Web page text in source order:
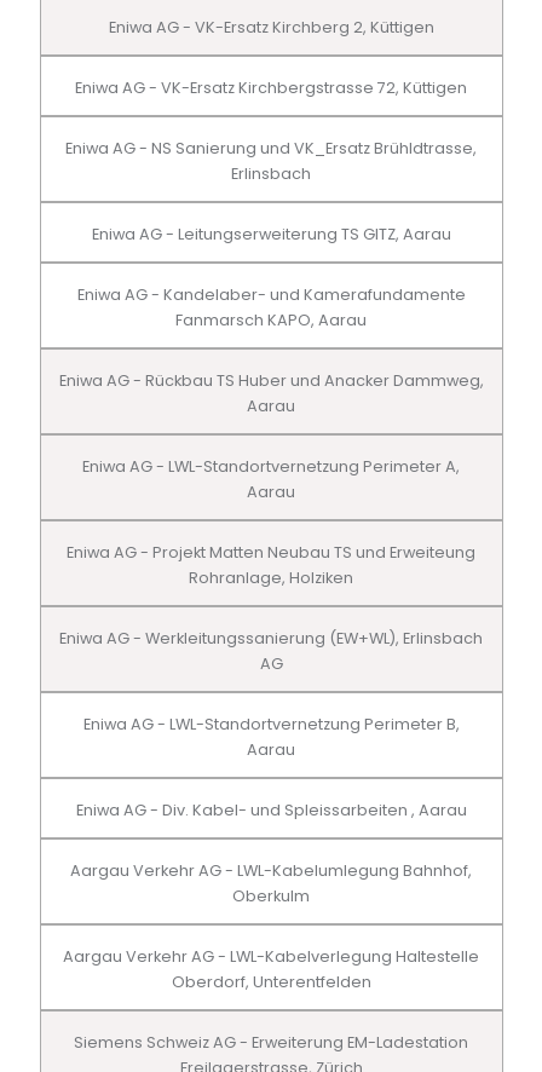
Eniwa AG - VK-Ersatz Kirchberg 2, Küttigen
Eniwa AG - VK-Ersatz Kirchbergstrasse 72, Küttigen
Eniwa AG - NS Sanierung und VK_Ersatz Brühldtrasse,
Erlinsbach
Eniwa AG - Leitungserweiterung TS GITZ, Aarau
Eniwa AG - Kandelaber- und Kamerafundamente
Fanmarsch KAPO, Aarau
Eniwa AG - Rückbau TS Huber und Anacker Dammweg,
Aarau
Eniwa AG - LWL-Standortvernetzung Perimeter A,
Aarau
Eniwa AG - Projekt Matten Neubau TS und Erweiteung
Rohranlage, Holziken
Eniwa AG - Werkleitungssanierung (EW+WL), Erlinsbach
AG
Eniwa AG - LWL-Standortvernetzung Perimeter B,
Aarau
Eniwa AG - Div. Kabel- und Spleissarbeiten , Aarau
Aargau Verkehr AG - LWL-Kabelumlegung Bahnhof,
Oberkulm
Aargau Verkehr AG - LWL-Kabelverlegung Haltestelle
Oberdorf, Unterentfelden
Siemens Schweiz AG - Erweiterung EM-Ladestation
Freilagerstrasse, Zürich